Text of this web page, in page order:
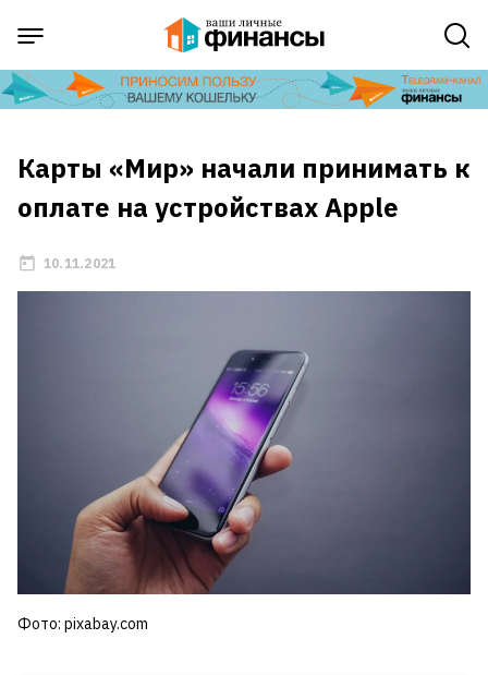
Карты «Мир» начали принимать к
оплате на устройствах Apple
10.11.2021
Фото: pixabay.com